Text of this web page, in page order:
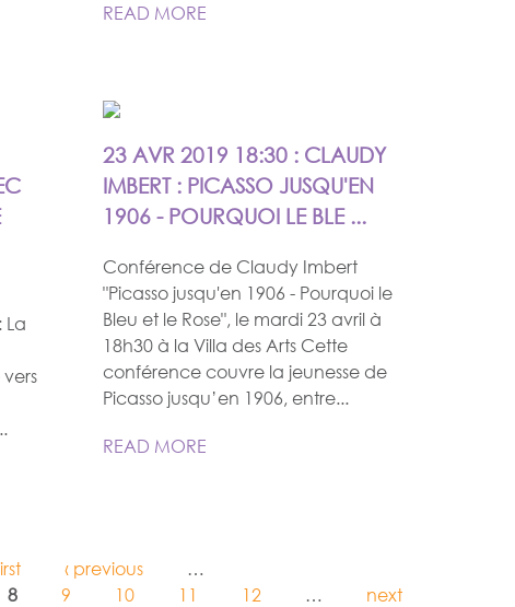
READ MORE
La
23 AVR 2019 18:30 : CLAUDY
IMBERT : PICASSO JUSQU'EN
1906 - POURQUOI LE BLE ...
Conférence de Claudy Imbert
"Picasso jusqu'en 1906 - Pourquoi le
Bleu et le Rose", le mardi 23 avril à
18h30 à la Villa des Arts Cette
conférence couvre la jeunesse de
Picasso jusqu’en 1906, entre...
READ MORE
‹ previous
…
8 9 10 11 12 … next